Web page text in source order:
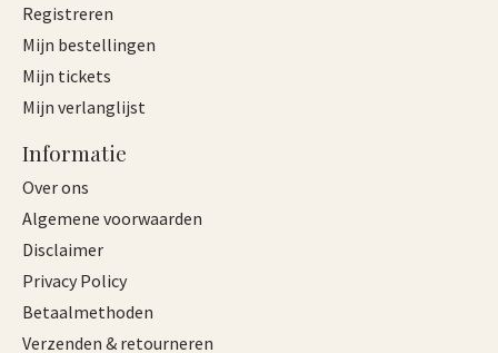
Registreren
Mijn bestellingen
Mijn tickets
Mijn verlanglijst
Informatie
Over ons
Algemene voorwaarden
Disclaimer
Privacy Policy
Betaalmethoden
Verzenden & retourneren